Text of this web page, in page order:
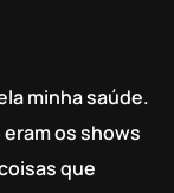
minha saúde.
eram os shows
que